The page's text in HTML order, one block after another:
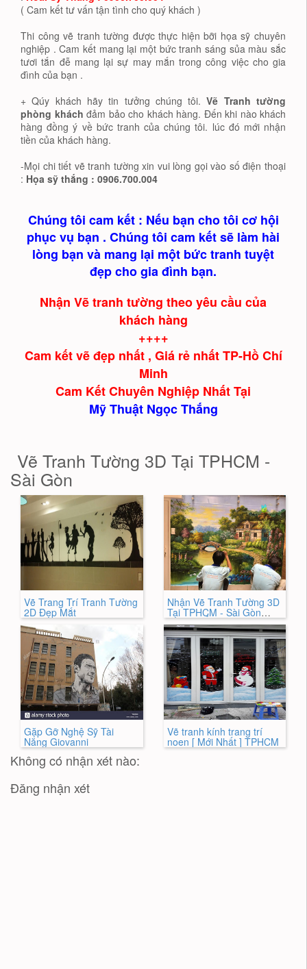
( Cam kết tư vấn tận tình cho quý khách )
Thi công vẽ tranh tường được thực hiện bỡi họa sỹ chuyên
nghiệp . Cam kết mang lại một bức tranh sáng sủa màu sắc
tươi tắn đễ mang lại sự may mắn trong công việc cho gia
đình của bạn .
+ Qúy khách hãy tin tưởng chúng tôi.Vẽ Tranh tường
phòng khách đảm bảo cho khách hàng. Đến khi nào khách
hàng đồng ý về bức tranh của chúng tôi. lúc đó mới nhận
tiền của khách hàng.
-Mọi chi tiết vẽ tranh tường xin vui lòng gọi vào số điện thoại
: Họa sỹ thắng : 0906.700.004
Chúng tôi cam kết : Nếu bạn cho tôi cơ hội
phục vụ bạn . Chúng tôi cam kết sẽ làm hài
lòng bạn và mang lại một bức tranh tuyệt
đẹp cho gia đình bạn.
Nhận Vẽ tranh tường theo yêu cầu của
khách hàng
++++
Cam kết vẽ đẹp nhất , Giá rẻ nhất TP-Hồ Chí
Minh
Cam Kết Chuyên Nghiệp Nhất Tại
Mỹ Thuật Ngọc Thắng
Vẽ Tranh Tường 3D Tại TPHCM -
Sài Gòn
Vẽ Trang Trí Tranh Tường
2D Đẹp Mắt
Nhận Vẽ Tranh Tường 3D
Tại TPHCM - Sài Gòn
HÓT NHẤT
Gặp Gỡ Nghệ Sỹ Tài
Năng Giovanni
Vẽ tranh kính trang trí
noen [ Mới Nhất ] TPHCM
Không có nhận xét nào:
Đăng nhận xét